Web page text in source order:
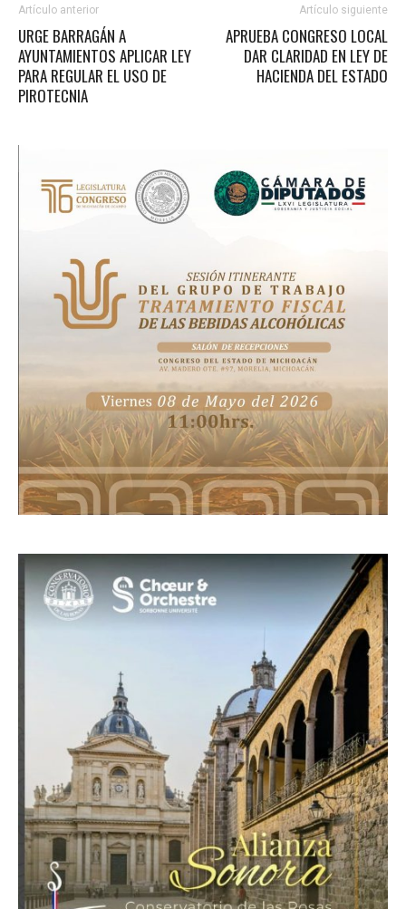
Artículo anterior
URGE BARRAGÁN A
AYUNTAMIENTOS APLICAR LEY
PARA REGULAR EL USO DE
PIROTECNIA
Artículo siguiente
APRUEBA CONGRESO LOCAL
DAR CLARIDAD EN LEY DE
HACIENDA DEL ESTADO